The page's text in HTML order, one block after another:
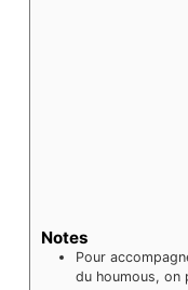
Notes
Pour
du houmous, on